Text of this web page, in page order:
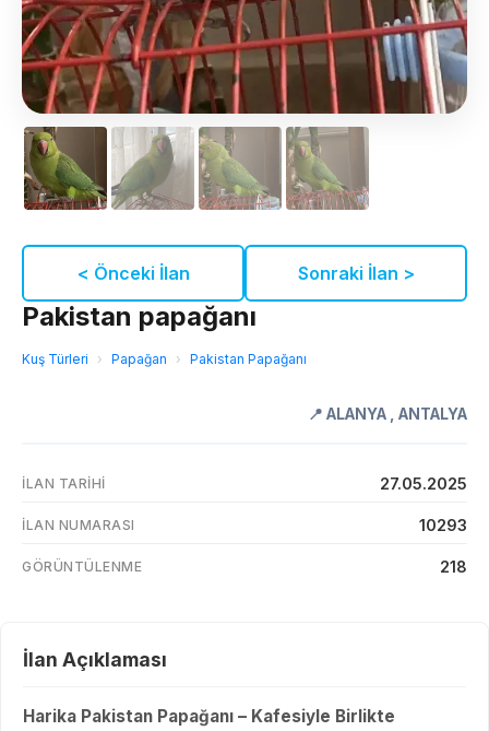
< Önceki İlan Sonraki İlan >
Pakistan papağanı
Kuş Türleri › Papağan › Pakistan Papağanı
📍 ALANYA , ANTALYA
İLAN TARIHI 27.05.2025
İLAN NUMARASI 10293
GÖRÜNTÜLENME 218
İlan Açıklaması
Harika Pakistan Papağanı – Kafesiyle Birlikte